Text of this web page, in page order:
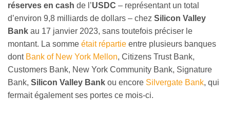
réserves en cash de l’USDC – représentant un total
d’environ 9,8 milliards de dollars – chez Silicon Valley
Bank au 17 janvier 2023, sans toutefois préciser le
montant. La somme était répartie entre plusieurs banques
dont Bank of New York Mellon, Citizens Trust Bank,
Customers Bank, New York Community Bank, Signature
Bank, Silicon Valley Bank ou encore Silvergate Bank, qui
fermait également ses portes ce mois-ci.